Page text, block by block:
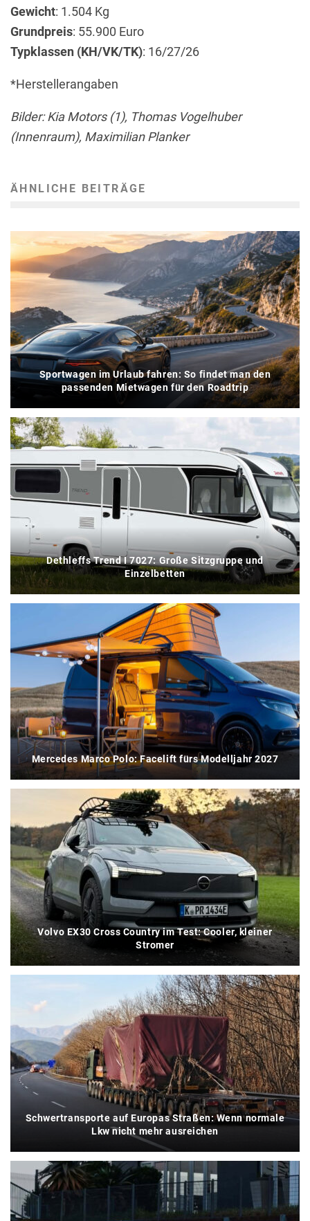
Gewicht: 1.504 Kg
Grundpreis: 55.900 Euro
Typklassen (KH/VK/TK): 16/27/26
*Herstellerangaben
Bilder: Kia Motors (1), Thomas Vogelhuber
(Innenraum), Maximilian Planker
ÄHNLICHE BEITRÄGE
Sportwagen im Urlaub fahren: So findet man den
passenden Mietwagen für den Roadtrip
Dethleffs Trend I 7027: Große Sitzgruppe und
Einzelbetten
Mercedes Marco Polo: Facelift fürs Modelljahr 2027
Volvo EX30 Cross Country im Test: Cooler, kleiner
Stromer
Schwertransporte auf Europas Straßen: Wenn normale
Lkw nicht mehr ausreichen